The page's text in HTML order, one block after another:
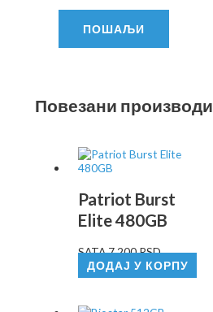
Повезани производи
Patriot Burst
Elite 480GB
SATA7.200RSD
ДОДАЈ У КОРПУ